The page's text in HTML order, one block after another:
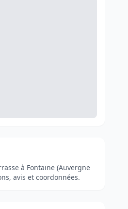
à Fontaine (Auvergne
avis et coordonnées.